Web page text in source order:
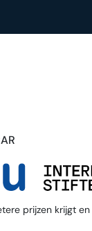
prijzen krijgt